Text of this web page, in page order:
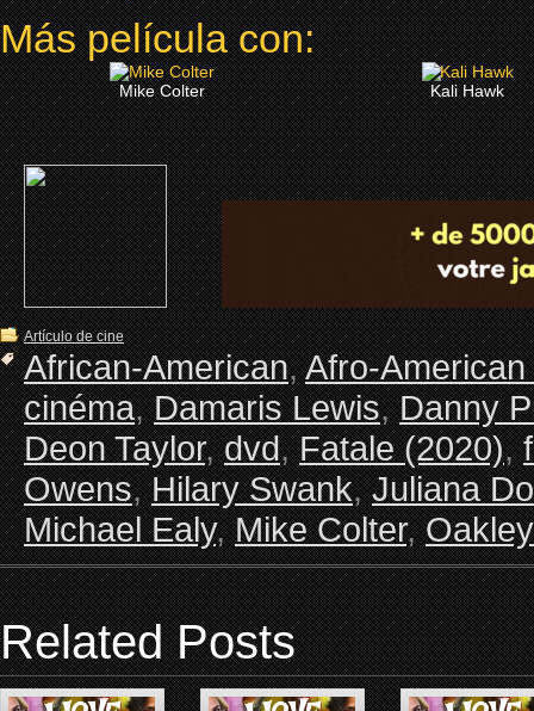
Más película con:
Mike Colter Kali Hawk
Artículo de cine
African-American,Afro-
cinéma,Damaris Lewis,Danny
Deon Taylor,dvd,Fatale (2020),
Owens,Hilary Swank,Juliana
Michael Ealy,Mike Colter,
Related Posts